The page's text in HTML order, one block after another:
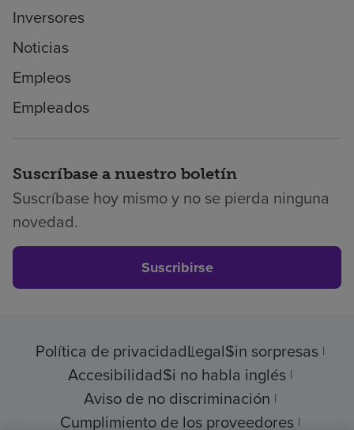
Inversores
Noticias
Empleos
Empleados
Suscríbase a nuestro boletín
Suscríbase hoy mismo y no se pierda ninguna
novedad.
Suscribirse
Política de privacidadLegalSin sorpresas
AccesibilidadSi no habla inglés
Aviso de no discriminación
Cumplimiento de los proveedores